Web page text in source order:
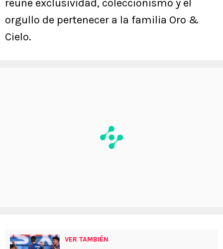
reúne exclusividad, coleccionismo y el
orgullo de pertenecer a la familia Oro &
Cielo.
VER TAMBIÉN